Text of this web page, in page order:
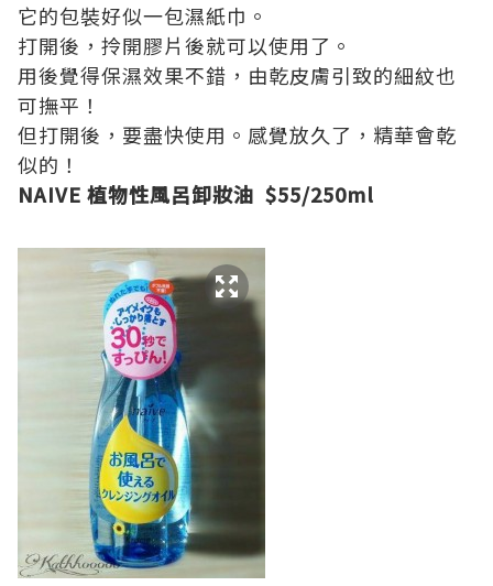
它的包裝好似一包濕紙巾。
打開後，拎開膠片後就可以使用了。
用後覺得保濕效果不錯，由乾皮膚引致的細紋也
可撫平！
但打開後，要盡快使用。感覺放久了，精華會乾
似的！
NAIVE 植物性風呂卸妝油 $55/250ml